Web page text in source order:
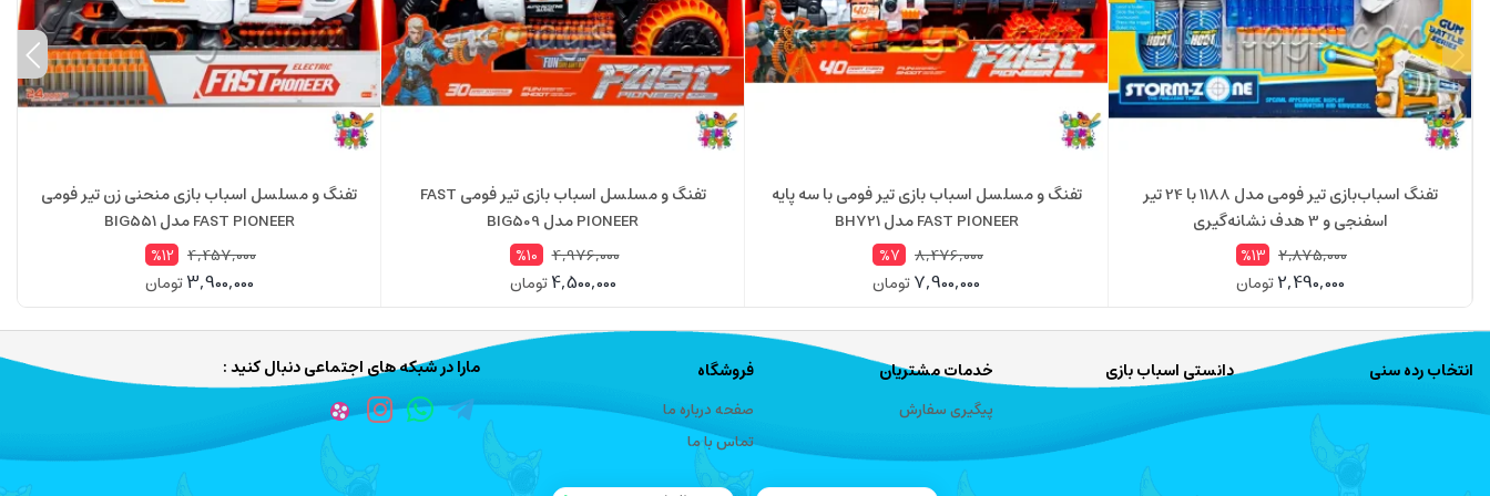
تفنگ اسباب‌بازی تیر فومی مدل 1188 با 24 تیر
اسفنجی و 3 هدف نشانه‌گیری
2,875,000
%13
2,490,000تومان
تفنگ و مسلسل اسباب بازی تیر فومی با سه پایه
FAST PIONEER مدل BH721
8,476,000
%7
7,900,000تومان
تفنگ و مسلسل اسباب بازی تیر فومی FAST
PIONEER مدل BIG509
4,976,000
%10
4,500,000تومان
تفنگ و مسلسل اسباب بازی منحنی زن تیر فومی
FAST PIONEER مدل BIG551
4,457,000
%12
3,900,000تومان
انتخاب رده سنی دانستی اسباب بازی خدمات مشتریان
پیگیری سفارش
فروشگاه
صفحه درباره ما
تماس با ما
مارا در شبکه های اجتماعی دنبال کنید :